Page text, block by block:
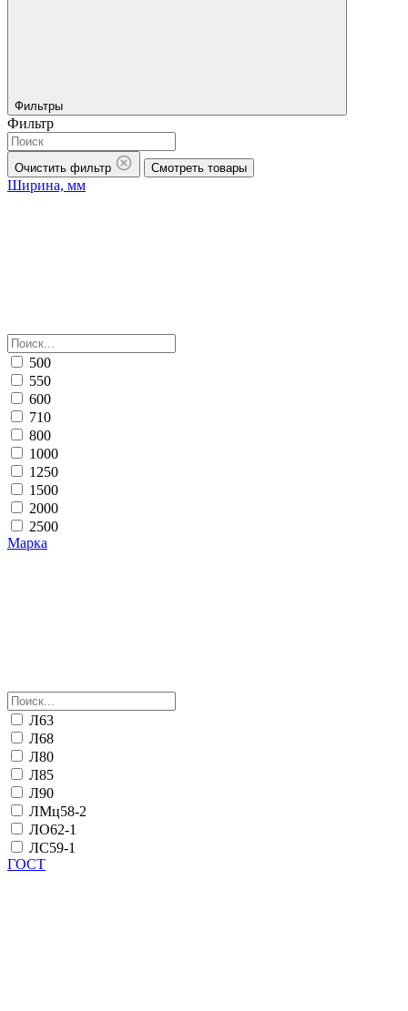
Фильтры
Фильтр
Очистить фильтр Смотреть товары
Ширина, мм
500
550
600
710
800
1000
1250
1500
2000
2500
Марка
Л63
Л68
Л80
Л85
Л90
ЛМц58-2
ЛО62-1
ЛС59-1
ГОСТ